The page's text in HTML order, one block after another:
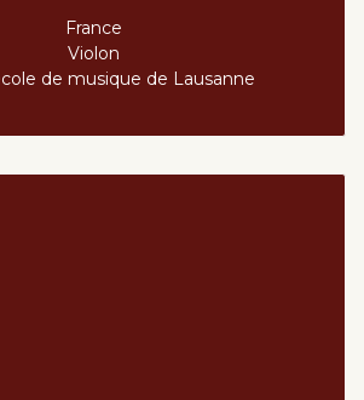
France
Violon
de musique de Lausanne